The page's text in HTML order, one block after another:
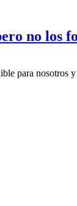
no los
para nosotros